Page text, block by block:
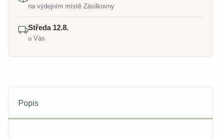
na výdejním místě Zásilkovny
Středa 12.8.
u Vás
Popis